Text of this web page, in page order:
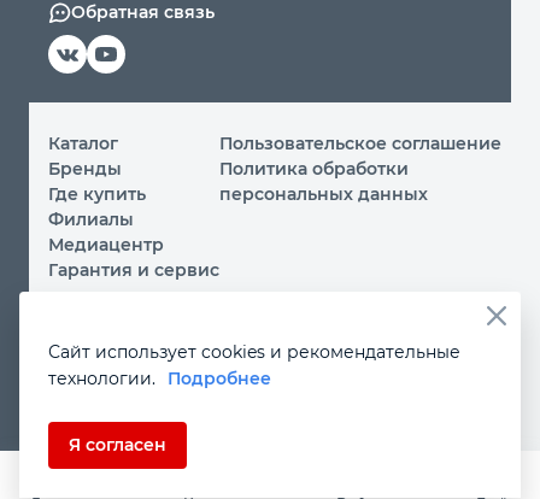
Обратная связь
Каталог
Бренды
Где купить
Филиалы
Медиацентр
Гарантия и сервис
Пользовательское соглашение
Политика обработки
персональных данных
Вы принимаете условияполитики обработки
персональных данныхипользовательского соглашения
данные в любой форме на сайте
Если Вы не даете согласия на обработку своих
персональных данных, Вам необходимо покинуть наш
Сайт использует cookies и рекомендательные
технологии.
Подробнее
Я согласен